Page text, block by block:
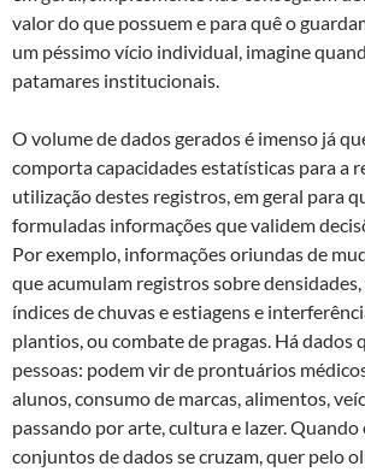
valor do que possuem e para quê o
um péssimo vício individual, imagine
patamares institucionais.
O volume de dados gerados é imenso já
comporta capacidades estatísticas para a
utilização destes registros, em geral para
formuladas informações que validem
Por exemplo, informações oriundas de
que acumulam registros sobre
índices de chuvas e estiagens e
plantios, ou combate de pragas. Há dados
pessoas: podem vir de prontuários
alunos, consumo de marcas, alimentos,
passando por arte, cultura e lazer. Quando
conjuntos de dados se cruzam, quer pelo